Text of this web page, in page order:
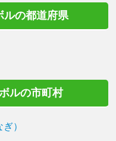
ルの都道府県
ルの市町村
）